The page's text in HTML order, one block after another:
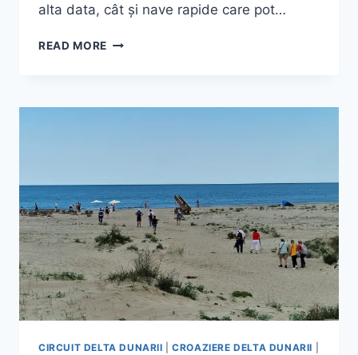
alta data, cât și nave rapide care pot…
READ MORE SEJUR
CIRCUIT DELTA DUNARII |CROAZIERE DELTA DUNARII